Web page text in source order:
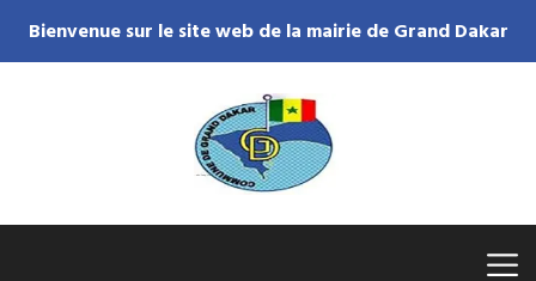
Bienvenue sur le site web de la mairie de Grand Dakar